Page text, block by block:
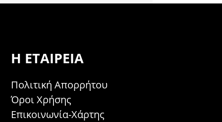
Η ΕΤΑΙΡΕΊΑ
Πολιτική Απορρήτου
Όροι Χρήσης
Επικοινωνία-Χάρτης